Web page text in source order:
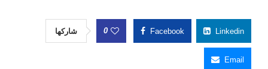
شاركها 0 Facebook Linkedin
Email